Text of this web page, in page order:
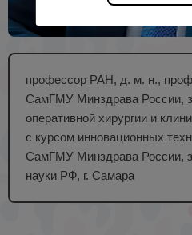
профессор РАН, д. м. н.,
СамГМУ Минздрава России,
оперативной хирургии и
с курсом инновационных
СамГМУ Минздрава России,
науки РФ, г. Самара